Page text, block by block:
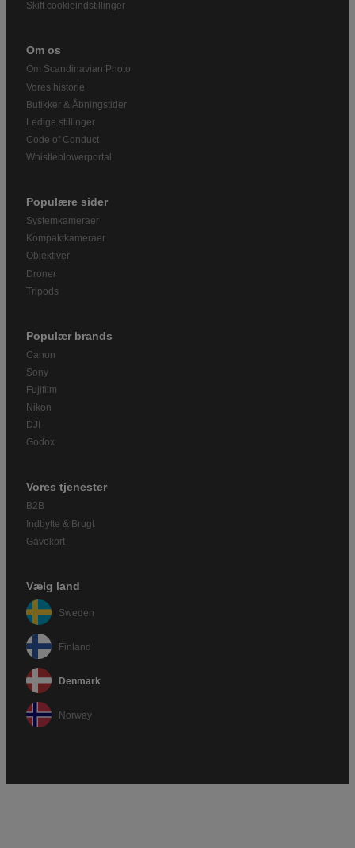
Skift cookieindstillinger
Om os
Om Scandinavian Photo
Vores historie
Butikker & Åbningstider
Ledige stillinger
Code of Conduct
Whistleblowerportal
Populære sider
Systemkameraer
Kompaktkameraer
Objektiver
Droner
Tripods
Populær brands
Canon
Sony
Fujifilm
Nikon
DJI
Godox
Vores tjenester
B2B
Indbytte & Brugt
Gavekort
Vælg land
Sweden
Finland
Denmark
Norway